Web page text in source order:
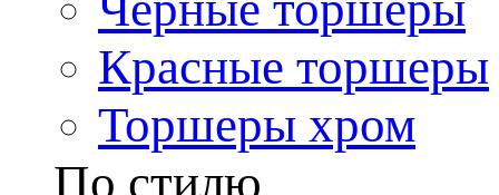
Красные торшеры
Торшеры хром
По стилю